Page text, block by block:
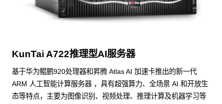
KunTai A722推理型AI服务器
基于华为鲲鹏920处理器和昇腾 Atlas AI 加速卡推出的新一代
ARM 人工智能计算服务器 ，具有超强算力、全场景 AI 和开放生
态等特点，主要为图像识别、视频处理、推理计算及机器学习等